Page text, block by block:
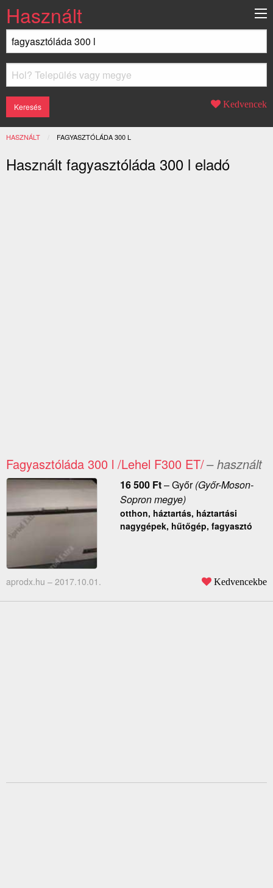
Használt
Kedvencek
HASZNÁLT JELENLEGI:
FAGYASZTÓLÁDA 300 L
Használt fagyasztóláda 300 l eladó
Fagyasztóláda 300 l /Lehel F300 ET/– használt
16 500 Ft–Győr(Győr-Moson-
Sopron megye)
otthon, háztartás, háztartási
nagygépek, hűtőgép, fagyasztó
aprodx.hu – 2017.10.01. Kedvencekbe